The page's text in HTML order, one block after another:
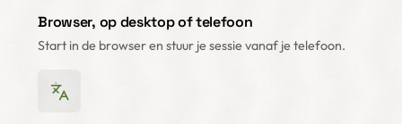
Browser, op desktop of telefoon
Start in de browser en stuur je sessie vanaf je telefoon.